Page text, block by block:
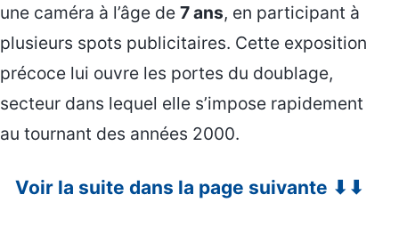
une caméra à l’âge de 7 ans, en participant à
plusieurs spots publicitaires. Cette exposition
précoce lui ouvre les portes du doublage,
secteur dans lequel elle s’impose rapidement
au tournant des années 2000.
Voir la suite dans la page suivante ⬇⬇